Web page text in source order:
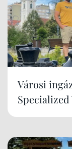
Városi
Specialized